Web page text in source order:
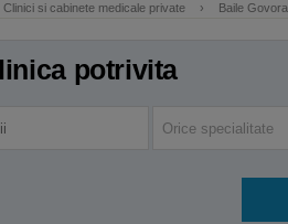
Clinici si cabinete medicale private › Baile Govora
potrivita
Orice specialitate